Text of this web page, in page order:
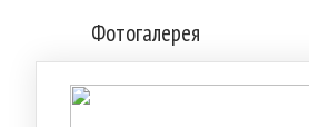
Фотогалерея